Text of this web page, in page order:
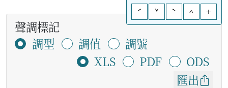
ˊ
ˇ ˋ ^ +
聲調標記
調型
調值
調號
XLS
PDF
ODS
匯出